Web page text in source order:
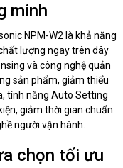
minh
NPM-W2 là khả năng
lượng ngay trên dây
và công nghệ quản
sản phẩm, giảm thiểu
tính năng Auto Setting
giảm thời gian chuẩn
người vận hành.
chọn tối ưu